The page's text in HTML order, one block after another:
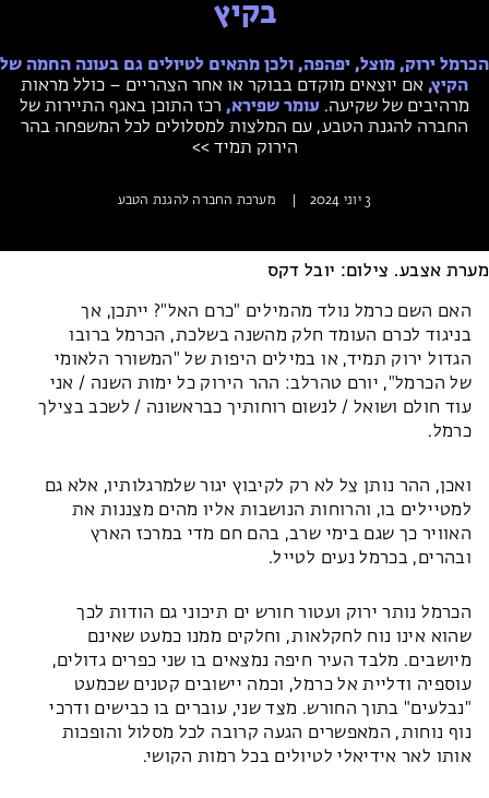
חופשות בבתי ספר שדה
ארץ אהבתי – קבוצות טיולים למבוגרים
בקיץ
הכרמל ירוק, מוצל, יפהפה, ולכן מתאים לטיולים גם בעונה החמה של
הקיץ, אם יוצאים מוקדם בבוקר או אחר הצהריים – כולל מראות
מרהיבים של שקיעה. עומר שפירא, רכז התוכן באגף התיירות של
החברה להגנת הטבע, עם המלצות למסלולים לכל המשפחה בהר
הירוק תמיד >>
3 יוני 2024 מערכת החברה להגנת הטבע
מערת אצבע. צילום: יובל דקס
האם השם כרמל נולד מהמילים "כרם האל"? ייתכן, אך
בניגוד לכרם העומד חלק מהשנה בשלכת, הכרמל ברובו
הגדול ירוק תמיד, או במילים היפות של "המשורר הלאומי
של הכרמל", יורם טהרלב: ההר הירוק כל ימות השנה / אני
עוד חולם ושואל / לנשום רוחותיך כבראשונה / לשכב בצילך
כרמל.
ואכן, ההר נותן צל לא רק לקיבוץ יגור שלמרגלותיו, אלא גם
למטיילים בו, והרוחות הנושבות אליו מהים מצננות את
האוויר כך שגם בימי שרב, בהם חם מדי במרכז הארץ
ובהרים, בכרמל נעים לטייל.
הכרמל נותר ירוק ועטור חורש ים תיכוני גם הודות לכך
שהוא אינו נוח לחקלאות, וחלקים ממנו כמעט שאינם
מיושבים. מלבד העיר חיפה נמצאים בו שני כפרים גדולים,
עוספיה ודליית אל כרמל, וכמה יישובים קטנים שכמעט
"נבלעים" בתוך החורש. מצד שני, עוברים בו כבישים ודרכי
נוף נוחות, המאפשרים הגעה קרובה לכל מסלול והופכות
אותו לאר אידיאלי לטיולים בכל רמות הקושי.